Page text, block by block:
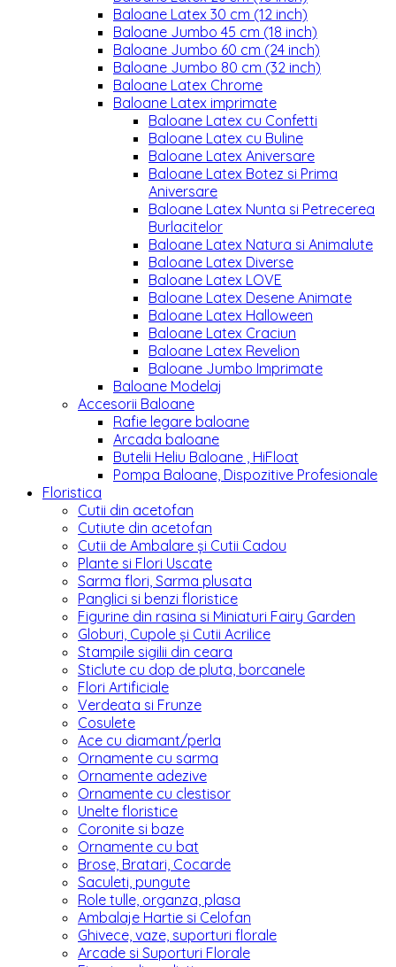
Baloane Latex 30 cm (12 inch)
Baloane Jumbo 45 cm (18 inch)
Baloane Jumbo 60 cm (24 inch)
Baloane Jumbo 80 cm (32 inch)
Baloane Latex Chrome
Baloane Latex imprimate
Baloane Latex cu Confetti
Baloane Latex cu Buline
Baloane Latex Aniversare
Baloane Latex Botez si Prima
Aniversare
Baloane Latex Nunta si Petrecerea
Burlacitelor
Baloane Latex Natura si Animalute
Baloane Latex Diverse
Baloane Latex LOVE
Baloane Latex Desene Animate
Baloane Latex Halloween
Baloane Latex Craciun
Baloane Latex Revelion
Baloane Jumbo Imprimate
Baloane Modelaj
Accesorii Baloane
Rafie legare baloane
Arcada baloane
Butelii Heliu Baloane , HiFloat
Pompa Baloane, Dispozitive Profesionale
Floristica
Cutii din acetofan
Cutiute din acetofan
Cutii de Ambalare și Cutii Cadou
Plante si Flori Uscate
Sarma flori, Sarma plusata
Panglici si benzi floristice
Figurine din rasina si Miniaturi Fairy Garden
Globuri, Cupole și Cutii Acrilice
Stampile sigilii din ceara
Sticlute cu dop de pluta, borcanele
Flori Artificiale
Verdeata si Frunze
Cosulete
Ace cu diamant/perla
Ornamente cu sarma
Ornamente adezive
Ornamente cu clestisor
Unelte floristice
Coronite si baze
Ornamente cu bat
Brose, Bratari, Cocarde
Saculeti, pungute
Role tulle, organza, plasa
Ambalaje Hartie si Celofan
Ghivece, vaze, suporturi florale
Arcade si Suporturi Florale